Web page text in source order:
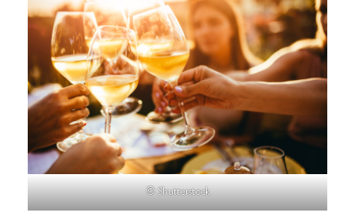
© Shutterstock